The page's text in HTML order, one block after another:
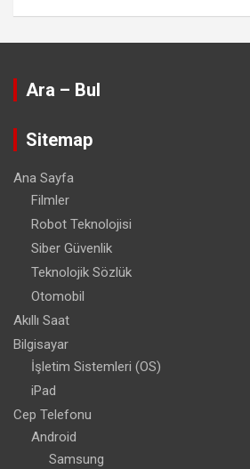
Ara – Bul
Sitemap
Ana Sayfa
Filmler
Robot Teknolojisi
Siber Güvenlik
Teknolojik Sözlük
Otomobil
Akıllı Saat
Bilgisayar
İşletim Sistemleri (OS)
iPad
Cep Telefonu
Android
Samsung